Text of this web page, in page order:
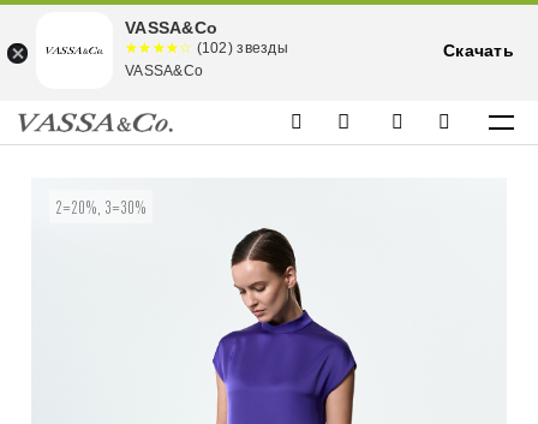
2=20%, 3=30%
VASSA&Co
☆☆☆☆☆
★★★★
★
(102) звезды
VASSA&Co
Скачать